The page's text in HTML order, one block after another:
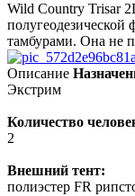
Wild Country Trisar
тамбурами. Она не
Описание
Экстрим
Количество
2
Внешний тент:
полиэстер FR